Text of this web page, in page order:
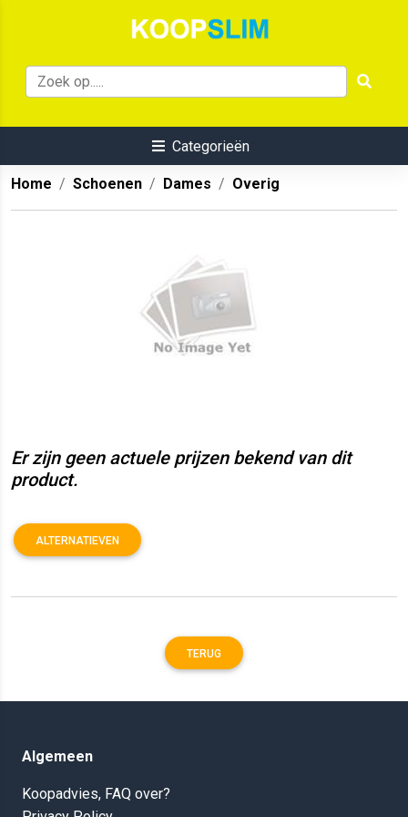
Categorieën
Home Schoenen Dames Overig
Er zijn geen actuele prijzen bekend van dit
product.
ALTERNATIEVEN
TERUG
Algemeen
Koopadvies, FAQ over?